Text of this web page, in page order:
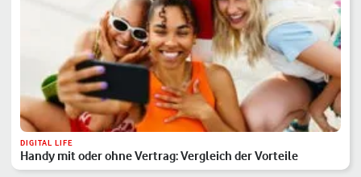
DIGITAL LIFE
Handy mit oder ohne Vertrag: Vergleich der Vorteile